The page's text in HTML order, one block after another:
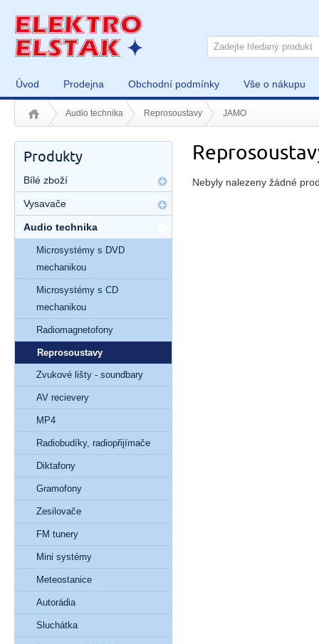
Úvod Prodejna Obchodní podmínky Vše o nákupu
Audio technika Reprosoustavy JAMO
Nebyly nalezeny žádné
Produkty
Bílé zboží
Vysavače
Audio technika
Microsystémy s DVD
mechanikou
Microsystémy s CD
mechanikou
Radiomagnetofony
Reprosoustavy
Zvukové lišty - soundbary
AV recievery
MP4
Radiobudíky, radiopřijímače
Diktafony
Gramofony
Zesilovače
FM tunery
Mini systémy
Meteostanice
Autorádia
Sluchátka